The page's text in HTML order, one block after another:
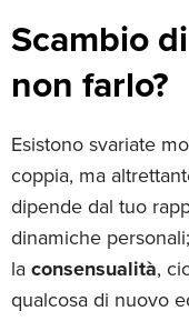
Scambio
non farlo?
Esistono svariate
coppia, ma
dipende dal tuo
dinamiche
la consensualità,
qualcosa di nuovo